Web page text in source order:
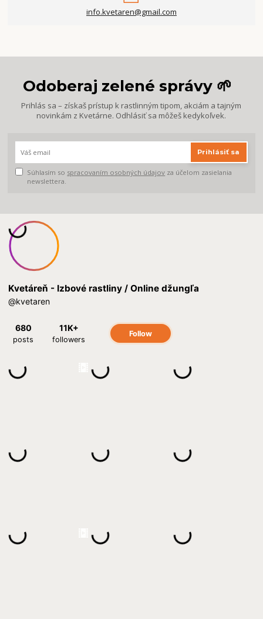
info.kvetaren@gmail.com
Odoberaj zelené správy 🌱
Prihlás sa – získaš prístup k rastlinným tipom, akciám a tajným
novinkám z Kvetárne. Odhlásiť sa môžeš kedykoľvek.
Prihlásiť sa
Súhlasím so spracovaním osobných údajov za účelom zasielania
newslettera.